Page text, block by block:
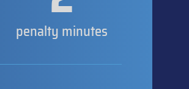
penalty minutes